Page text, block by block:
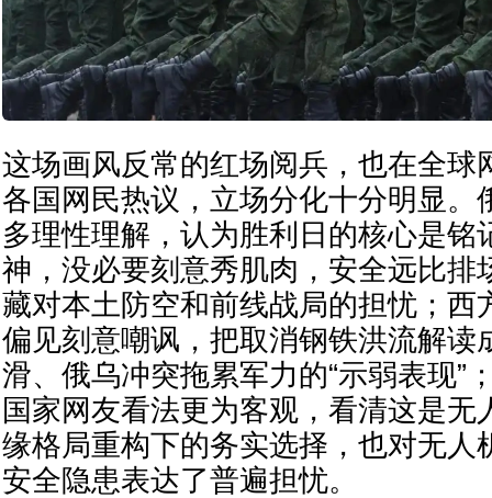
这场画风反常的红场阅兵，也在全球
各国网民热议，立场分化十分明显。
多理性理解，认为胜利日的核心是铭
神，没必要刻意秀肌肉，安全远比排
藏对本土防空和前线战局的担忧；西
偏见刻意嘲讽，把取消钢铁洪流解读
滑、俄乌冲突拖累军力的“示弱表现”
国家网友看法更为客观，看清这是无
缘格局重构下的务实选择，也对无人
安全隐患表达了普遍担忧。